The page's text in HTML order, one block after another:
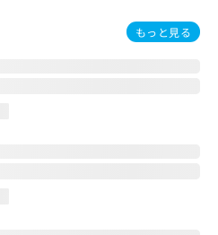
もっと見る